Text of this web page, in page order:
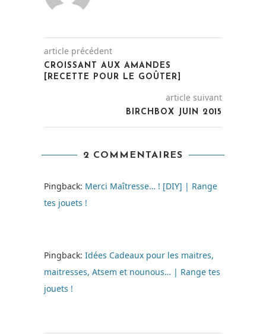
article précédent
CROISSANT AUX AMANDES
[RECETTE POUR LE GOÛTER]
article suivant
BIRCHBOX JUIN 2015
2 COMMENTAIRES
Pingback: Merci Maîtresse… ! [DIY] | Range
tes jouets !
Pingback: Idées Cadeaux pour les maitres,
maitresses, Atsem et nounous… | Range tes
jouets !